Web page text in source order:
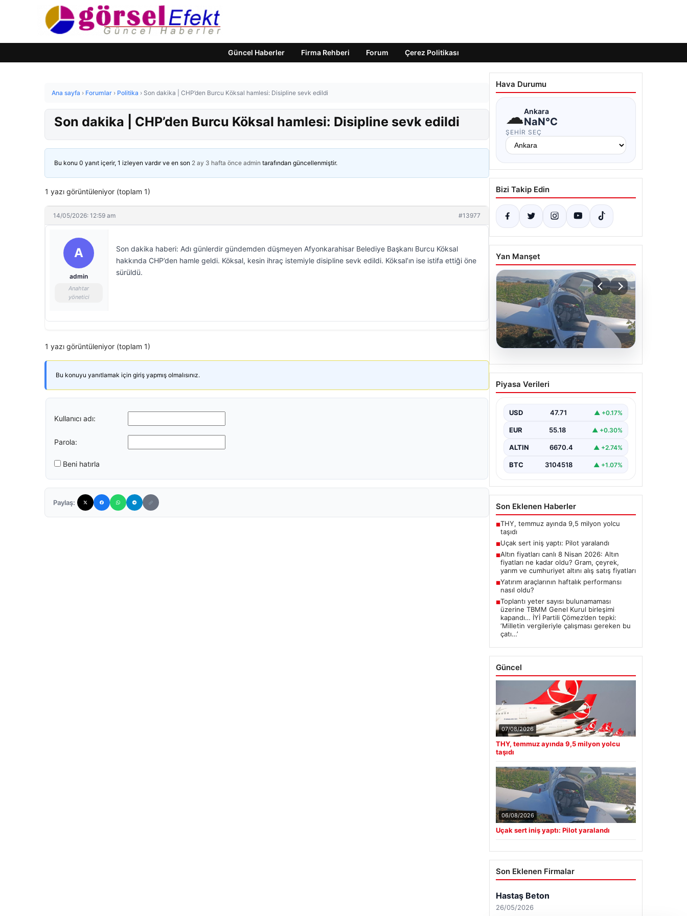
Güncel Haberler Firma Rehberi Forum Çerez Politikası
Ana sayfa › Forumlar › Politika › Son dakika | CHP’den Burcu Köksal hamlesi: Disipline sevk edildi
Son dakika | CHP’den Burcu Köksal hamlesi: Disipline sevk edildi
Bu konu 0 yanıt içerir, 1 izleyen vardır ve en son 2 ay 3 hafta önce admin tarafından güncellenmiştir.
1 yazı görüntüleniyor (toplam 1)
14/05/2026: 12:59 am #13977
A
admin
Anahtar
yönetici
Son dakika haberi: Adı günlerdir gündemden düşmeyen Afyonkarahisar Belediye Başkanı Burcu Köksal
hakkında CHP’den hamle geldi. Köksal, kesin ihraç istemiyle disipline sevk edildi. Köksal’ın ise istifa ettiği öne
sürüldü.
1 yazı görüntüleniyor (toplam 1)
Bu konuyu yanıtlamak için giriş yapmış olmalısınız.
Kullanıcı adı:
Parola:
Beni hatırla
Paylaş:
Hava Durumu
☁Ankara
NaN°C
ŞEHIR SEÇ
Bizi Takip Edin
Yan Manşet
06.08.2026
Uçak sert iniş yaptı: Pilot
yaralandı
Piyasa Verileri
USD 47.71 ▲ +0.17%
EUR 55.18 ▲ +0.30%
ALTIN 6670.4 ▲ +2.74%
BTC 3104518 ▲ +1.07%
Son Eklenen Haberler
■THY, temmuz ayında 9,5 milyon yolcu
taşıdı
■Uçak sert iniş yaptı: Pilot yaralandı
■Altın fiyatları canlı 8 Nisan 2026: Altın
fiyatları ne kadar oldu? Gram, çeyrek,
yarım ve cumhuriyet altını alış satış fiyatları
■Yatırım araçlarının haftalık performansı
nasıl oldu?
■Toplantı yeter sayısı bulunamaması
üzerine TBMM Genel Kurul birleşimi
kapandı… İYİ Partili Çömez’den tepki:
‘Milletin vergileriyle çalışması gereken bu
çatı…’
Güncel
07/08/2026
THY, temmuz ayında 9,5 milyon yolcu
taşıdı
06/08/2026
Uçak sert iniş yaptı: Pilot yaralandı
Son Eklenen Firmalar
Hastaş Beton
26/05/2026